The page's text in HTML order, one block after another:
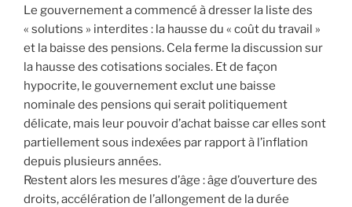
Le gouvernement a commencé à dresser la liste des
« solutions » interdites : la hausse du « coût du travail »
et la baisse des pensions. Cela ferme la discussion sur
la hausse des cotisations sociales. Et de façon
hypocrite, le gouvernement exclut une baisse
nominale des pensions qui serait politiquement
délicate, mais leur pouvoir d’achat baisse car elles sont
partiellement sous indexées par rapport à l’inflation
depuis plusieurs années.
Restent alors les mesures d’âge : âge d’ouverture des
droits, accélération de l’allongement de la durée